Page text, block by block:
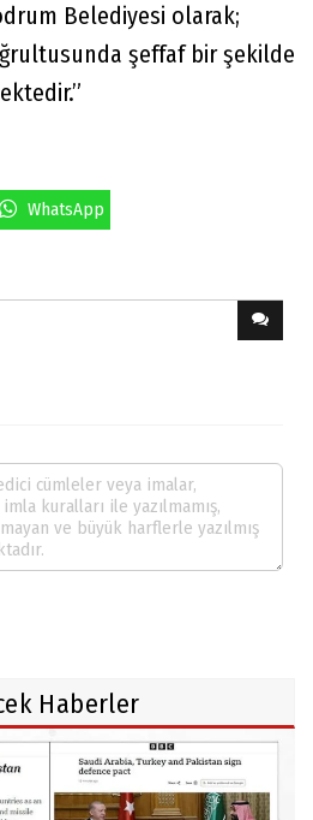
Belediyesi olarak;
şeffaf bir şekilde
WhatsApp
Haberler